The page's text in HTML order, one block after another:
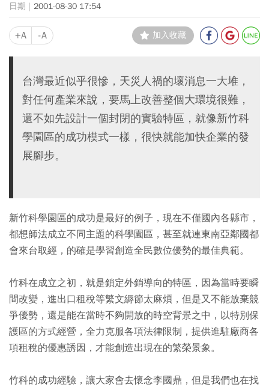
2001-08-30 17:54
+A -A 加入收藏
台灣最近似乎很慘，天災人禍的壞消息一大堆，
對任何產業來說，要馬上改善整個大環境很難，
還不如先設計一個封閉的實驗特區，就像新竹科
學園區的成功模式一樣，很快就能加快企業的發
展腳步。
新竹科學園區的成功是最好的例子，現在不僅國內各縣市，
都想師法成立不同主題的科學園區，甚至就連東南亞鄰國都
會來台取經，的確是學習創造全民數位優勢的最佳典範。
竹科在成立之初，就是鎖定外銷導向的特區，因為當時要瞬
間改變，進出口租稅等繁文縟節太麻煩，但是又不能放棄競
爭優勢，還是能在當時不夠開放的時空背景之中，以特別保
護區的方式經營，全力克服各項法律限制，提供進駐廠商各
項租稅的優惠誘因，才能創造出現在的繁榮景象。
竹科的成功經驗，讓大家會去懷念李國鼎，但是我們也在找